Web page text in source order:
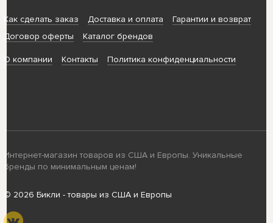
Как сделать заказ Доставка и оплата
Гарантии и возврат
Договор оферты
Каталог брендов
О компании Контакты Политика конфиденциальности
Интернет-магазин товаров из США и Европы. Уникальные
бренды по минимальным ценам!
© 2026 Бикли - товары из США и Европы